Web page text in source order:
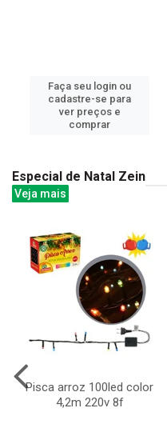
Faça seu login ou
cadastre-se para
ver preços e
comprar
Especial de Natal Zein
Veja mais
Pisca arroz 100led color
4,2m 220v 8f